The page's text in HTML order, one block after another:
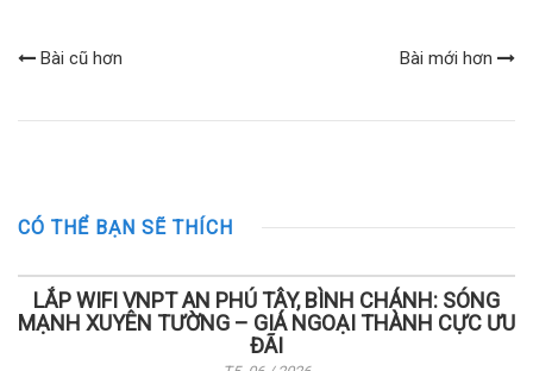
Bài cũ hơn Bài mới hơn
CÓ THỂ BẠN SẼ THÍCH
LẮP WIFI VNPT AN PHÚ TÂY, BÌNH CHÁNH: SÓNG
MẠNH XUYÊN TƯỜNG – GIÁ NGOẠI THÀNH CỰC ƯU
ĐÃI